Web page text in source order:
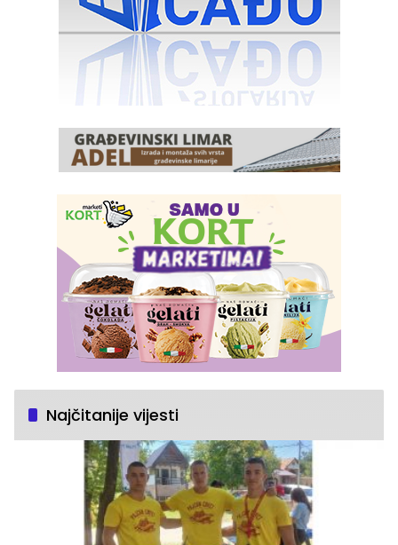
Najčitanije vijesti